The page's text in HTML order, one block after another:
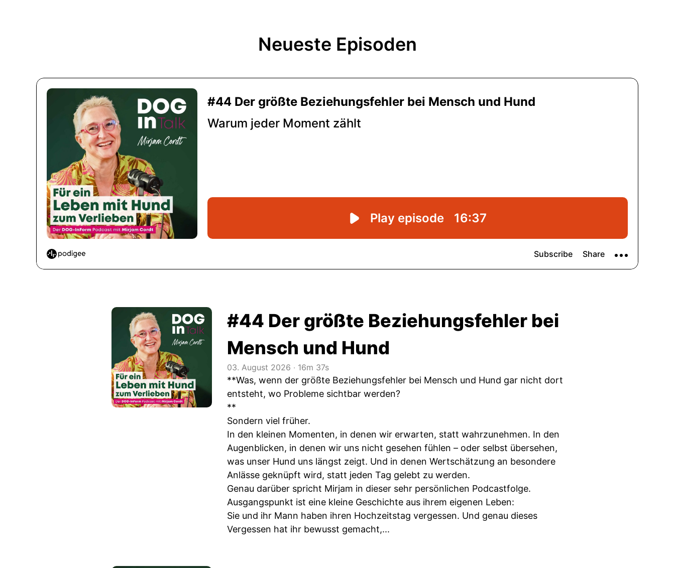
Neueste Episoden
#44 Der größte Beziehungsfehler bei
Mensch und Hund
03. August 2026 ‧ 16m 37s
**Was, wenn der größte Beziehungsfehler bei Mensch und Hund gar nicht dort
entsteht, wo Probleme sichtbar werden?
**
Sondern viel früher.
In den kleinen Momenten, in denen wir erwarten, statt wahrzunehmen. In den
Augenblicken, in denen wir uns nicht gesehen fühlen – oder selbst übersehen,
was unser Hund uns längst zeigt. Und in denen Wertschätzung an besondere
Anlässe geknüpft wird, statt jeden Tag gelebt zu werden.
Genau darüber spricht Mirjam in dieser sehr persönlichen Podcastfolge.
Ausgangspunkt ist eine kleine Geschichte aus ihrem eigenen Leben:
Sie und ihr Mann haben ihren Hochzeitstag vergessen. Und genau dieses
Vergessen hat ihr bewusst gemacht,...